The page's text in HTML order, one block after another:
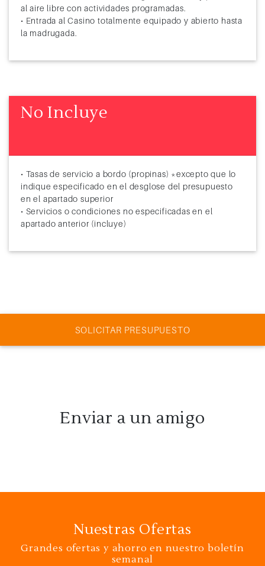
al aire libre con actividades programadas.
• Entrada al Casino totalmente equipado y abierto hasta
la madrugada.
No Incluye
• Tasas de servicio a bordo (propinas) *excepto que lo
indique especificado en el desglose del presupuesto
en el apartado superior
• Servicios o condiciones no especificadas en el
apartado anterior (incluye)
SOLICITAR PRESUPUESTO
Enviar a un amigo
Nuestras Ofertas
Grandes ofertas y ahorro en nuestro boletín
semanal